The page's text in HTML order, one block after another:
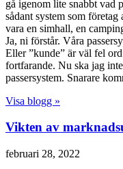
gå igenom lite snabbt vad
sådant system som
vara en simhall, en
Ja, ni förstår. Våra
Eller ”kunde” är väl fel
fortfarande. Nu ska jag
passersystem. Snarare
Visa blogg »
Vikten av
februari 28, 2022